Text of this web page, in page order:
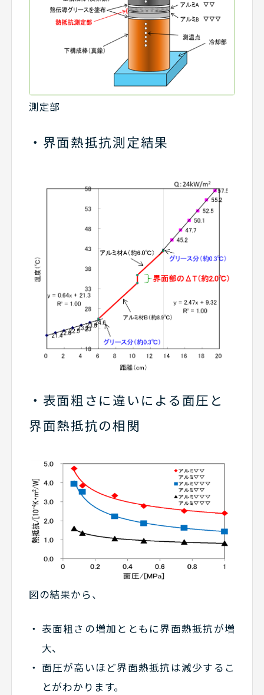
測定部
界面熱抵抗測定結果
表面粗さに違いによる面圧と
界面熱抵抗の相関
図の結果から、
表面粗さの増加とともに界面熱抵抗が増
大、
面圧が高いほど界面熱抵抗は減少するこ
とがわかります。